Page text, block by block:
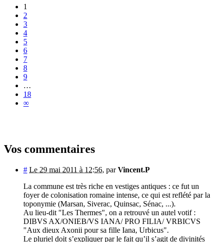
1
2
3
4
5
6
7
8
9
…
18
∞
Vos commentaires
# Le 29 mai 2011 à 12:56, parVincent.P
La commune est très riche en vestiges antiques : ce fut un
foyer de colonisation romaine intense, ce qui est reflété par la
toponymie (Marsan, Siverac, Quinsac, Sénac, ...).
Au lieu-dit "Les Thermes", on a retrouvé un autel votif :
DIBVS AX/ONIEB/VS IANA/ PRO FILIA/ VRBICVS
"Aux dieux Axonii pour sa fille Iana, Urbicus".
Le pluriel doit s’expliquer par le fait qu’il s’agit de divinités